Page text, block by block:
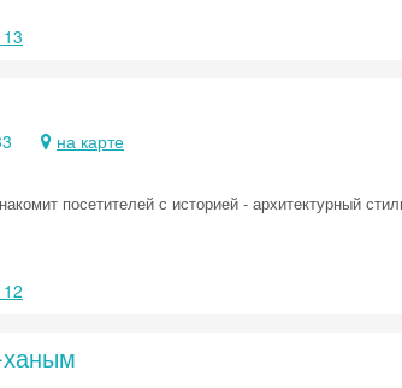
на карте
посетителей с историей - архитектурный